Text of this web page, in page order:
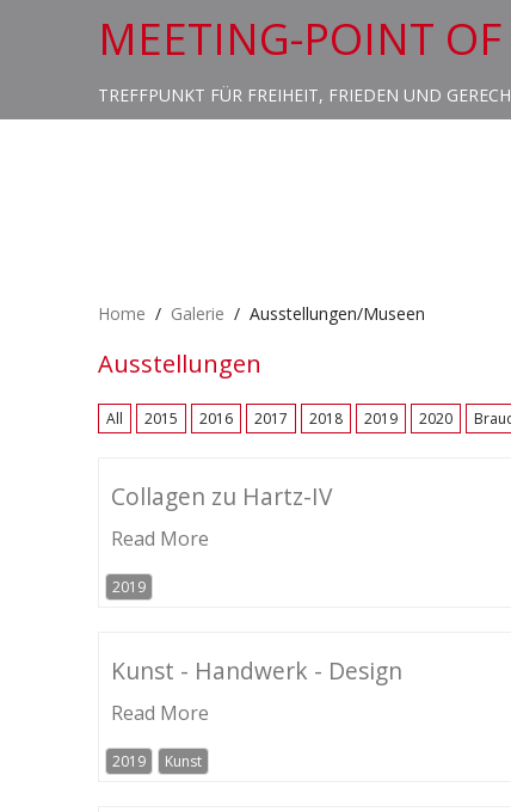
MEETING-POINT OF
TREFFPUNKT FÜR FREIHEIT, FRIEDEN UND
Home Galerie Ausstellungen/Museen
Ausstellungen
All 2015 2016 2017 2018 2019 2020
Collagen zu Hartz-IV
Read More
2019
Kunst - Handwerk - Design
Read More
2019 Kunst